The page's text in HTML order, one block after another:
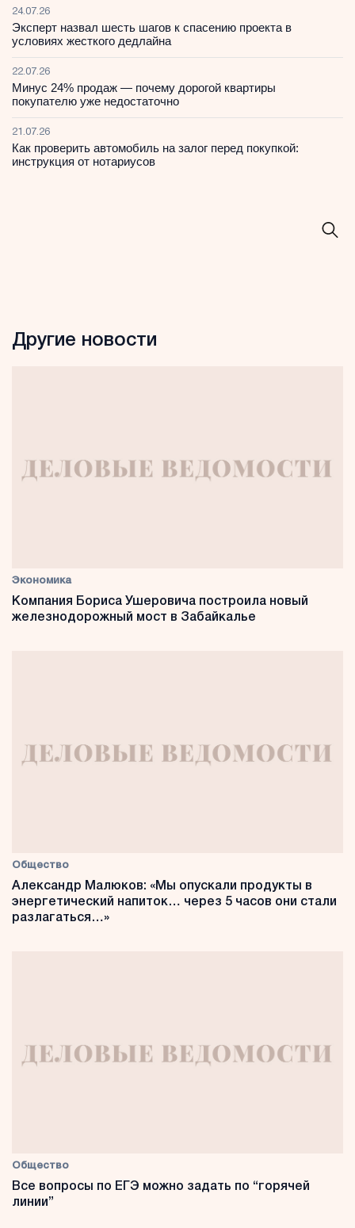
24.07.26
Эксперт назвал шесть шагов к спасению проекта в
условиях жесткого дедлайна
22.07.26
Минус 24% продаж — почему дорогой квартиры
покупателю уже недостаточно
21.07.26
Как проверить автомобиль на залог перед покупкой:
инструкция от нотариусов
Другие новости
Экономика
Компания Бориса Ушеровича построила новый
железнодорожный мост в Забайкалье
Общество
Александр Малюков: «Мы опускали продукты в
энергетический напиток… через 5 часов они стали
разлагаться…»
Общество
Все вопросы по ЕГЭ можно задать по “горячей
линии”